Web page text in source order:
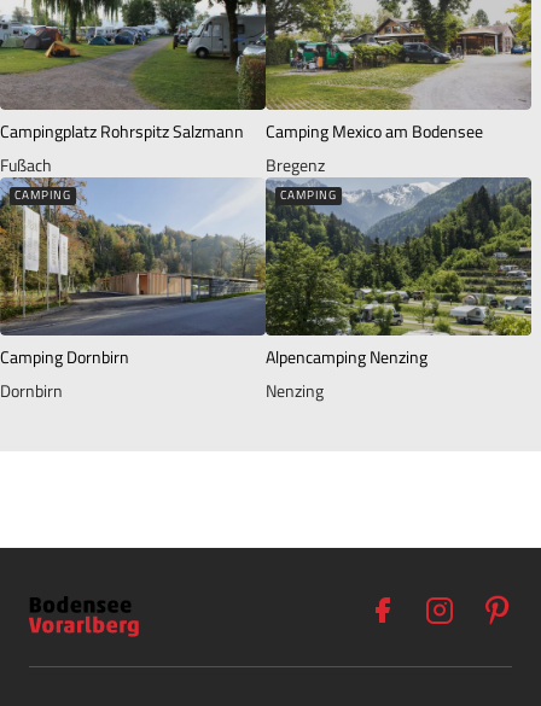
Campingplatz Rohrspitz Salzmann
Fußach
Camping Mexico am Bodensee
Bregenz
CAMPING
Camping Dornbirn
Dornbirn
CAMPING
Alpencamping Nenzing
Nenzing